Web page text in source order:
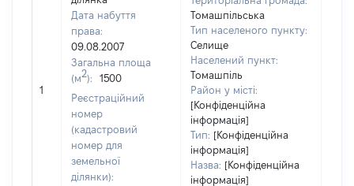
1
Дата набуття
права:
09.08.2007
Загальна площа
(м2):
1500
Реєстраційний
номер
(кадастровий
номер для
земельної
ділянки):
Томашпільська
Тип населеного пункту:
Селище
Населений пункт:
Томашпіль
Район у місті:
[Конфіденційна
інформація]
Тип: [Конфіденційна
інформація]
Назва: [Конфіденційна
інформація]